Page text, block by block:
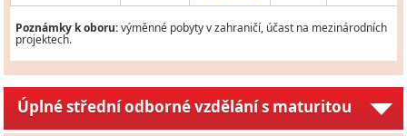
Poznámky k oboru:výměnné pobyty v zahraničí, účast na mezinárodních
projektech.
Úplné střední odborné vzdělání s maturitou